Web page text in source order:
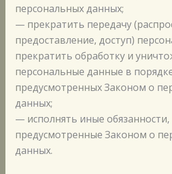
персональных данных;
— прекратить передачу
предоставление, доступ)
прекратить обработку и
персональные данные в
предусмотренных Законом о
данных;
— исполнять иные обязанности,
предусмотренные Законом о
данных.